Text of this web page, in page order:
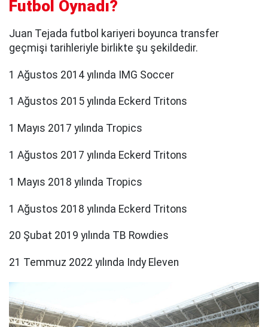
Futbol Oynadı?
Juan Tejada futbol kariyeri boyunca transfer
geçmişi tarihleriyle birlikte şu şekildedir.
1 Ağustos 2014 yılında IMG Soccer
1 Ağustos 2015 yılında Eckerd Tritons
1 Mayıs 2017 yılında Tropics
1 Ağustos 2017 yılında Eckerd Tritons
1 Mayıs 2018 yılında Tropics
1 Ağustos 2018 yılında Eckerd Tritons
20 Şubat 2019 yılında TB Rowdies
21 Temmuz 2022 yılında Indy Eleven